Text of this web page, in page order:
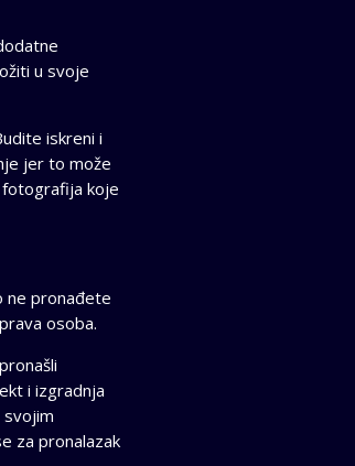
u svoje
iskreni i
jer to može
fotografija koje
ne pronađete
osoba.
i izgradnja
za pronalazak